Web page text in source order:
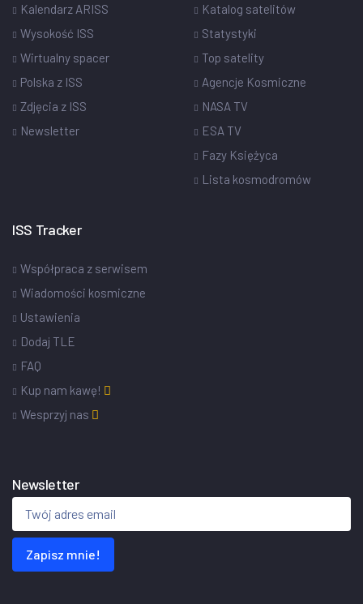
Kalendarz ARISS
Wysokość ISS
Wirtualny spacer
Polska z ISS
Zdjęcia z ISS
Newsletter
Katalog satelitów
Statystyki
Top satelity
Agencje Kosmiczne
NASA TV
ESA TV
Fazy Księżyca
Lista kosmodromów
ISS Tracker
Współpraca z serwisem
Wiadomości kosmiczne
Ustawienia
Dodaj TLE
FAQ
Kup nam kawę!
Wesprzyj nas
Newsletter
Zapisz mnie!